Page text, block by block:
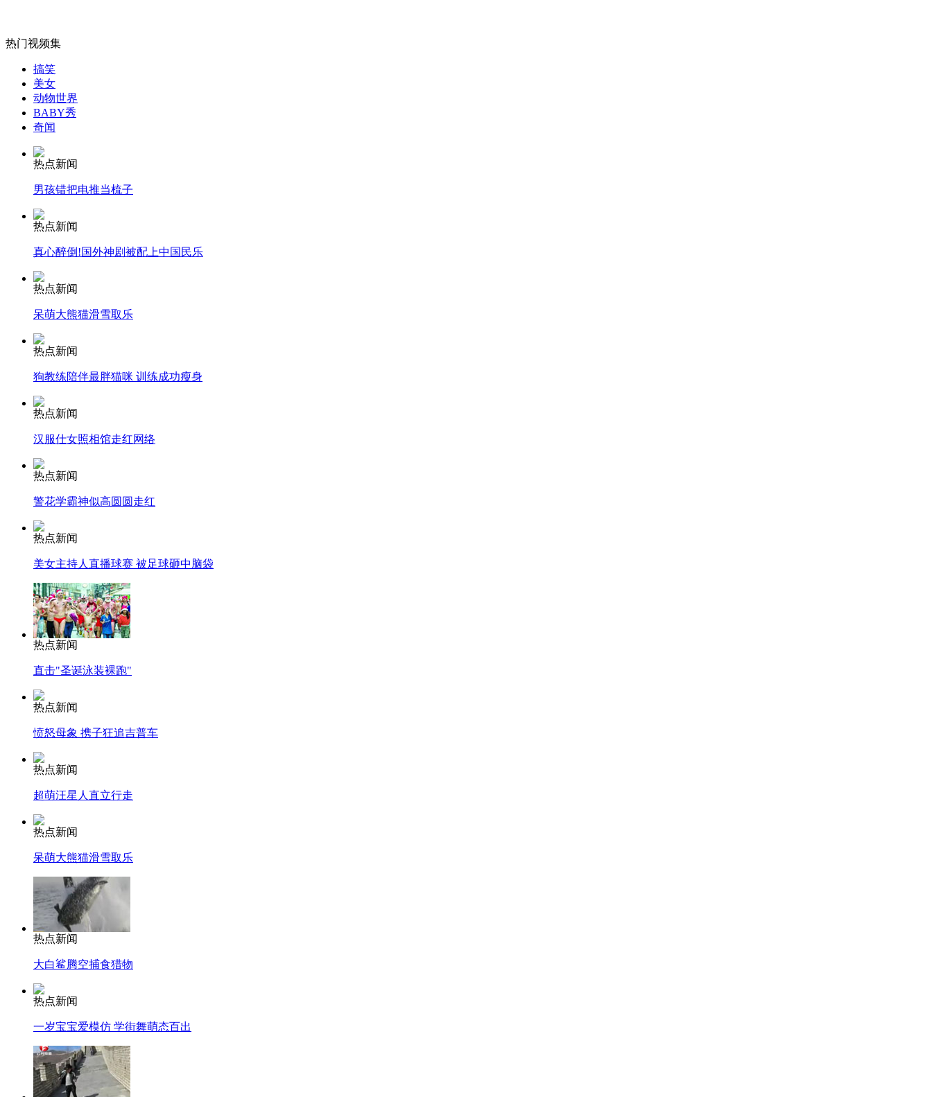
外交部：反对强权政治霸凌主义
外交部：有关国家言论片面不公正
安徽一实载49人客车翻车
走！跟着总书记去植树
纽约上演“枕头大战”
热门视频集
搞笑
美女
动物世界
BABY秀
奇闻
热点新闻
男孩错把电推当梳子
热点新闻
真心醉倒!国外神剧被配上中国民乐
热点新闻
呆萌大熊猫滑雪取乐
热点新闻
狗教练陪伴最胖猫咪 训练成功瘦身
热点新闻
汉服仕女照相馆走红网络
热点新闻
警花学霸神似高圆圆走红
热点新闻
美女主持人直播球赛 被足球砸中脑袋
热点新闻
直击"圣诞泳装裸跑"
热点新闻
愤怒母象 携子狂追吉普车
热点新闻
超萌汪星人直立行走
热点新闻
呆萌大熊猫滑雪取乐
热点新闻
大白鲨腾空捕食猎物
热点新闻
一岁宝宝爱模仿 学街舞萌态百出